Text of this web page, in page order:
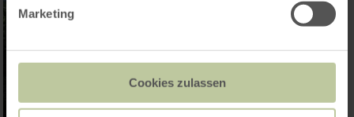
Marketing
Cookies zulassen